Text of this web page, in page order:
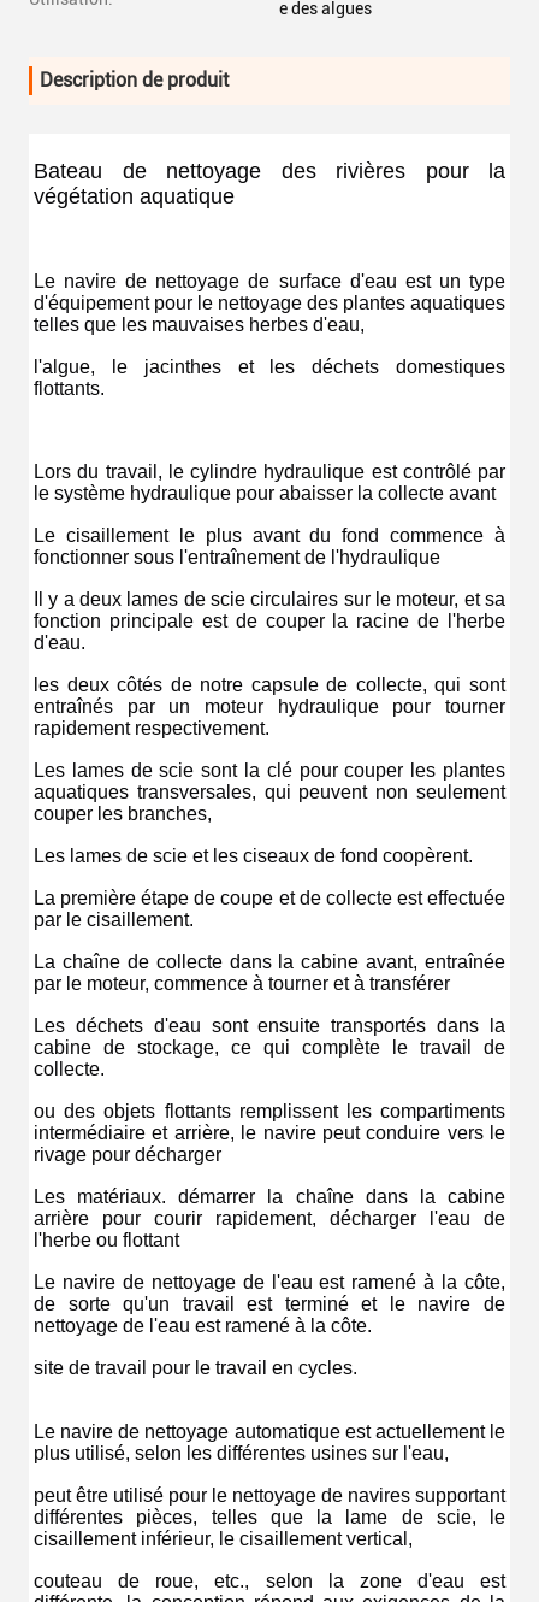
e des algues
Description de produit
Bateau de nettoyage des rivières pour la
végétation aquatique
Le navire de nettoyage de surface d'eau est un type
d'équipement pour le nettoyage des plantes aquatiques
telles que les mauvaises herbes d'eau,
l'algue, le jacinthes et les déchets domestiques
flottants.
Lors du travail, le cylindre hydraulique est contrôlé par
le système hydraulique pour abaisser la collecte avant
Le cisaillement le plus avant du fond commence à
fonctionner sous l'entraînement de l'hydraulique
Il y a deux lames de scie circulaires sur le moteur, et sa
fonction principale est de couper la racine de l'herbe
d'eau.
les deux côtés de notre capsule de collecte, qui sont
entraînés par un moteur hydraulique pour tourner
rapidement respectivement.
Les lames de scie sont la clé pour couper les plantes
aquatiques transversales, qui peuvent non seulement
couper les branches,
Les lames de scie et les ciseaux de fond coopèrent.
La première étape de coupe et de collecte est effectuée
par le cisaillement.
La chaîne de collecte dans la cabine avant, entraînée
par le moteur, commence à tourner et à transférer
Les déchets d'eau sont ensuite transportés dans la
cabine de stockage, ce qui complète le travail de
collecte.
ou des objets flottants remplissent les compartiments
intermédiaire et arrière, le navire peut conduire vers le
rivage pour décharger
Les matériaux. démarrer la chaîne dans la cabine
arrière pour courir rapidement, décharger l'eau de
l'herbe ou flottant
Le navire de nettoyage de l'eau est ramené à la côte,
de sorte qu'un travail est terminé et le navire de
nettoyage de l'eau est ramené à la côte.
site de travail pour le travail en cycles.
Le navire de nettoyage automatique est actuellement le
plus utilisé, selon les différentes usines sur l'eau,
peut être utilisé pour le nettoyage de navires supportant
différentes pièces, telles que la lame de scie, le
cisaillement inférieur, le cisaillement vertical,
couteau de roue, etc., selon la zone d'eau est